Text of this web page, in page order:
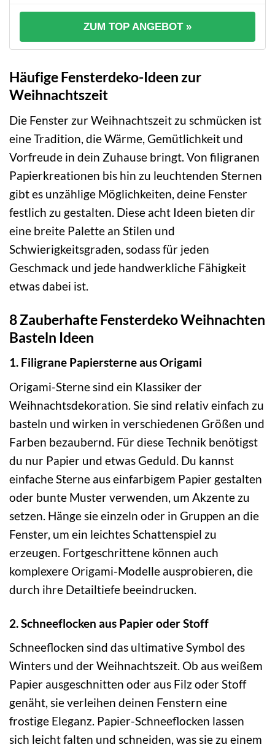
ZUM TOP ANGEBOT »
Häufige Fensterdeko-Ideen zur
Weihnachtszeit
Die Fenster zur Weihnachtszeit zu schmücken ist
eine Tradition, die Wärme, Gemütlichkeit und
Vorfreude in dein Zuhause bringt. Von filigranen
Papierkreationen bis hin zu leuchtenden Sternen
gibt es unzählige Möglichkeiten, deine Fenster
festlich zu gestalten. Diese acht Ideen bieten dir
eine breite Palette an Stilen und
Schwierigkeitsgraden, sodass für jeden
Geschmack und jede handwerkliche Fähigkeit
etwas dabei ist.
8 Zauberhafte Fensterdeko Weihnachten
Basteln Ideen
1. Filigrane Papiersterne aus Origami
Origami-Sterne sind ein Klassiker der
Weihnachtsdekoration. Sie sind relativ einfach zu
basteln und wirken in verschiedenen Größen und
Farben bezaubernd. Für diese Technik benötigst
du nur Papier und etwas Geduld. Du kannst
einfache Sterne aus einfarbigem Papier gestalten
oder bunte Muster verwenden, um Akzente zu
setzen. Hänge sie einzeln oder in Gruppen an die
Fenster, um ein leichtes Schattenspiel zu
erzeugen. Fortgeschrittene können auch
komplexere Origami-Modelle ausprobieren, die
durch ihre Detailtiefe beeindrucken.
2. Schneeflocken aus Papier oder Stoff
Schneeflocken sind das ultimative Symbol des
Winters und der Weihnachtszeit. Ob aus weißem
Papier ausgeschnitten oder aus Filz oder Stoff
genäht, sie verleihen deinen Fenstern eine
frostige Eleganz. Papier-Schneeflocken lassen
sich leicht falten und schneiden, was sie zu einem